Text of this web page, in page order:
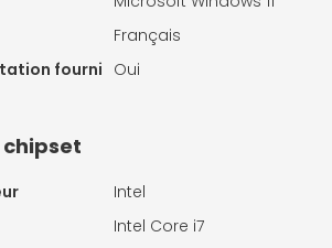
Français
fourni
Oui
chipset
Intel
Intel Core i7